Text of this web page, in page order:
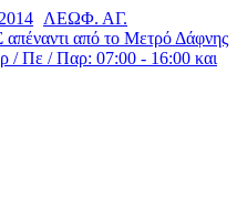
ΛΕΩΦ. ΑΓ.
από το Μετρό Δάφνης
/ Πε / Παρ: 07:00 - 16:00 και